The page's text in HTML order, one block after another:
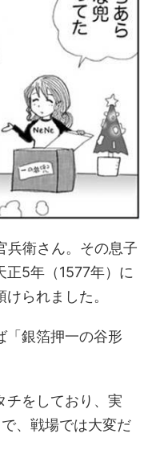
衛さん。その息子
正5年（1577年）に
られました。
「銀箔押一の谷形
チをしており、実
、戦場では大変だ